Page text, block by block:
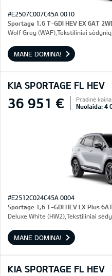
#E2507C007C45A 0010
Sportage 1,6 T-GDI HEV EX 6AT
Wolf Grey (WAF),Tekstiliniai
MANE DOMINA!
KIA SPORTAGE FL HEV
36 951 € Pradinė
Nuolaida: 4
#E2512C024C45A 0004
Sportage 1,6 T-GDI HEV LX Plus
Deluxe White (HW2),Tekstiliniai
MANE DOMINA!
KIA SPORTAGE FL HEV